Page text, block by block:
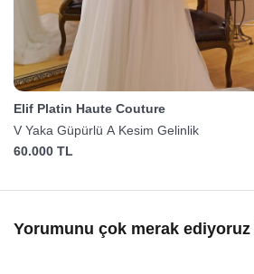
Elif Platin Haute Couture
V Yaka Güpürlü A Kesim Gelinlik
60.000 TL
Yorumunu çok merak ediyoruz